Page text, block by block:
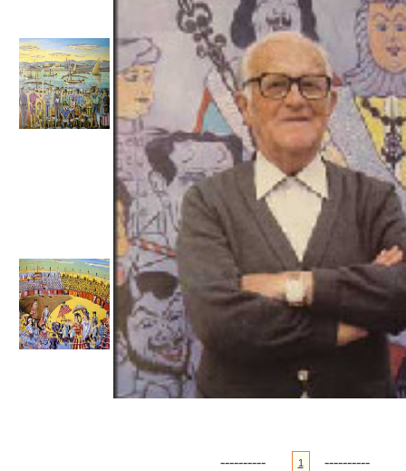
---------- 1 ----------